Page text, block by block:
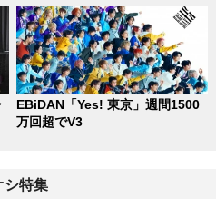
EBiDAN「Yes! 東京」週間1500
万回超でV3
シ特集